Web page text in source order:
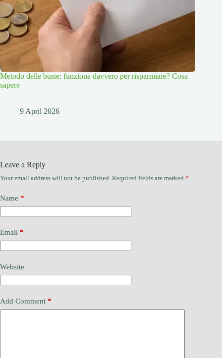
Metodo delle buste: funziona davvero per risparmiare? Cosa
sapere
9 April 2026
Leave a Reply
Your email address will not be published. Required fields are marked *
Name *
Email *
Website
Add Comment *